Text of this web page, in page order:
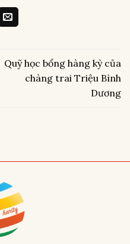
Quỹ học bổng hàng kỳ của
chàng trai Triệu Bình
Dương